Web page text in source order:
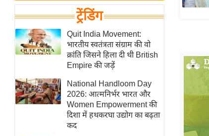
News
Hindi
Videos
खेल
क्रिकेट
IPL
2026
ई-पेपर
मिसाल बेमिसाल
शख्सियत
यंग इंडिया
ट्रेंडिंग
Quit India Movement:
भारतीय स्वतंत्रता संग्राम की वो
क्रांति जिसने हिला दी थी British
Empire की जड़ें
National Handloom Day
2026: आत्मनिर्भर भारत और
Women Empowerment की
दिशा में हथकरघा उद्योग का बढ़ता
कद